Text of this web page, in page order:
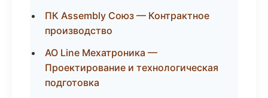
ПК Assembly Союз — Контрактное
производство
АО Line Мехатроника —
Проектирование и технологическая
подготовка